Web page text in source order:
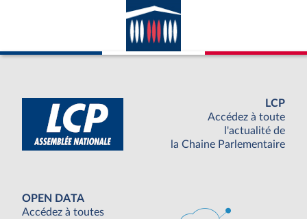
LCP
Accédez à toute
l'actualité de
la Chaine Parlementaire
OPEN DATA
Accédez à toutes